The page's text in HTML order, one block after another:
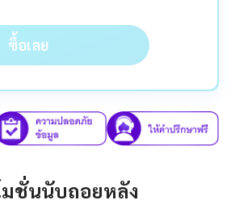
ซื้อเลย
มชั่นนับถอยหลัง